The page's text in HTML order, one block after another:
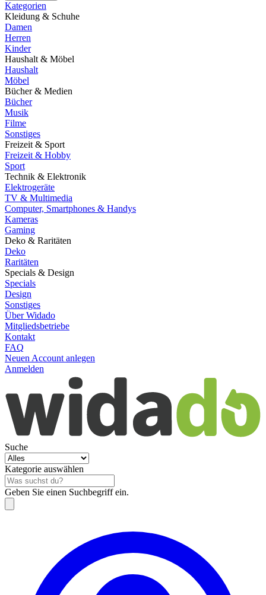
Kategorien
Kleidung & Schuhe
Damen
Herren
Kinder
Haushalt & Möbel
Haushalt
Möbel
Bücher & Medien
Bücher
Musik
Filme
Sonstiges
Freizeit & Sport
Freizeit & Hobby
Sport
Technik & Elektronik
Elektrogeräte
TV & Multimedia
Computer, Smartphones & Handys
Kameras
Gaming
Deko & Raritäten
Deko
Raritäten
Specials & Design
Specials
Design
Sonstiges
Über Widado
Mitgliedsbetriebe
Kontakt
FAQ
Neuen Account anlegen
Anmelden
Suche
Kategorie auswählen
Geben Sie einen Suchbegriff ein.